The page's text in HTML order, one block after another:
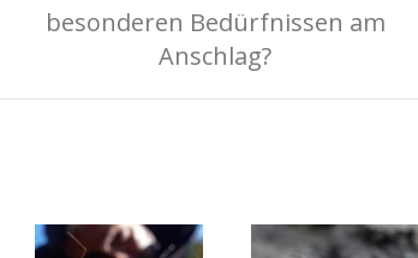
besonderen Bedürfnissen am
Anschlag?